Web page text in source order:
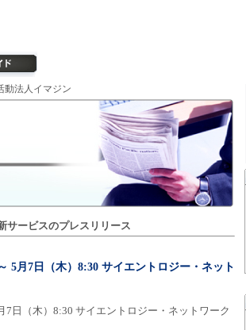
動法人イマジン
サービスのプレスリリース
5月7日（木）8:30 サイエントロジー・ネット
日（木）8:30 サイエントロジー・ネットワーク